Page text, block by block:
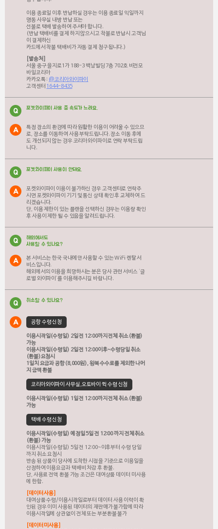
이용 종료일 이후 반납하실 경우는 이용 종료일 익일까지
명동 사무실 내방 반납 또는
선불로 택배 발송하여 주셔야 합니다.
(반납 택배비를 결제 하지 않으시고 착불로 반납시 고객님
이 결제하신
카드에서 착불 택배비가 자동 결제 청구됩니다.)
[발송처]
서울 중구 을지로1가 188-3 백남빌딩 7층 702호 비전모
바일코리아
카카오톡 : @코리아와이파이
고객센터 1644-8435
Q 포켓와이파이 사용 중 속도가 느려요.
A
특정 장소의 환경에 따라 원활한 이용이 어려울 수 있으므
로, 장소를 이동하여 사용 부탁드립니다. 장소 이동 후에
도 개선되지 않는 경우 코리아와이파이로 연락 부탁드립
니다.
Q 포켓와이파이 사용이 안돼요.
A
포켓와이파이 이용이 불가하신 경우 고객센터로 연락주
시면 포켓와이파이 기기 및 통신 상태 확인 후 교체하여 드
리겠습니다.
단, 이용 제한이 있는 플랜을 선택하신 경우는 이용량 확인
후 사용이 제한 될 수 있음을 알려드립니다.
Q
해외에서도
사용할 수 있나요?
A
본 서비스는 한국 국내에만 사용할 수 있는 WiFi 렌탈 서
비스입니다.
해외에서의 이용을 희망하시는 분은 당사 관련 서비스 ‘글
로벌 와이파이‘를 이용해주시길 바랍니다.
Q 취소할 수 있나요?
A 공항 수령 신청
이용시작일(수령일) 2일 전 12:00까지 전체 취소(환불)
가능
이용시작일(수령일) 2일 전 12:00이후~수령당일 취소
(환불)요청시
1일치 요금과 공항(8,000원), 왕복 수수료를 제외한 나머
지 금액 환불
코리아와이파이 사무실,오토바이 퀵 수령 신청
이용시작일(수령일) 1일 전 12:00까지 전체 취소(환불)
가능
택배 수령 신청
이용시작일(수령일) 예정일 5일 전 12:00 까지 전체 취소
(환불) 가능
이용시작일(수령일) 5일 전 12:00~이후부터 수령 당일
까지 취소 요청시
반송 된 상품이 당사에 도착한 시점을 기준으로 이용일을
산정하여 이용요금과 택배비 차감 후 환불.
단, 사용료 전액 환불 가능 조건은 대여상품 데이터 미사용
에 한함.
[데이터 사용]
대여상품 수령/이용시작일로부터 데이터 사용 이력이 확
인된 경우 이미 사용된 데이터의 재판매가 불가함에 따라
이용시작일에 상관없이 전체 또는 부분환불 불가
[데이터 미사용]